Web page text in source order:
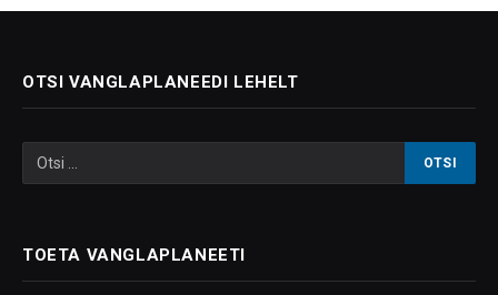
OTSI VANGLAPLANEEDI LEHELT
TOETA VANGLAPLANEETI